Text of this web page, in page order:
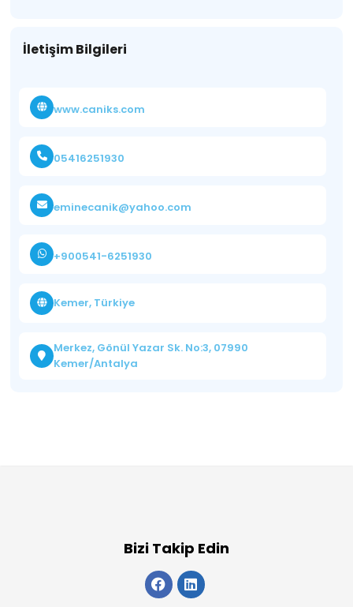
İletişim Bilgileri
www.caniks.com
05416251930
eminecanik@yahoo.com
+900541-6251930
Kemer, Türkiye
Merkez, Gönül Yazar Sk. No:3, 07990
Kemer/Antalya
Bizi Takip Edin